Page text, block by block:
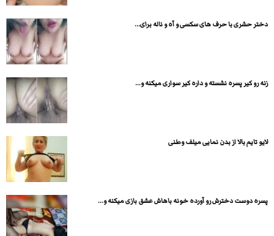
دختر حشری با حرف های سکسی و آه و ناله برای...
زنه رو کیر پسره نشسته و داره کیر سواری میکنه و...
لایو تایم بالا از بدن نمایی میلف وطنی
پسره دوست دخترش رو آورده خونه باهاش عشق بازی میکنه و...